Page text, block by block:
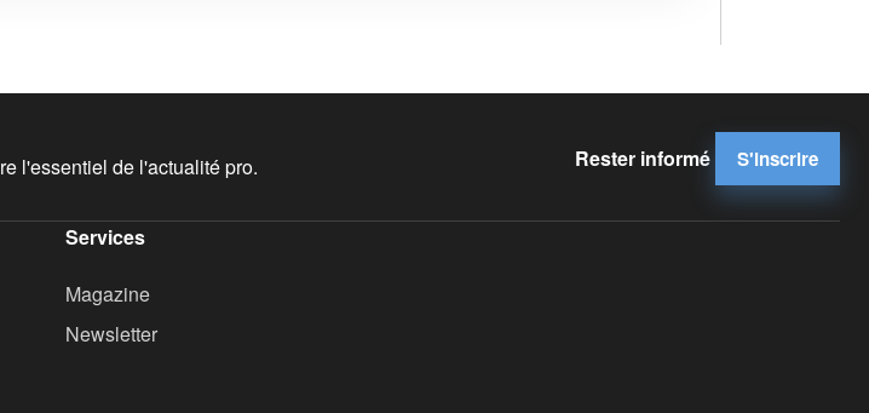
l'essentiel de l'actualité pro. Rester informé S'inscrire
Services
Magazine
Newsletter